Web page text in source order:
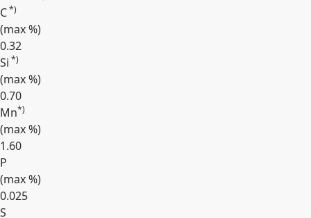
C*)
(max%)
0.32
Si *)
(max%)
0.70
Mn*)
(max%)
1.60
P
(max%)
0.025
S